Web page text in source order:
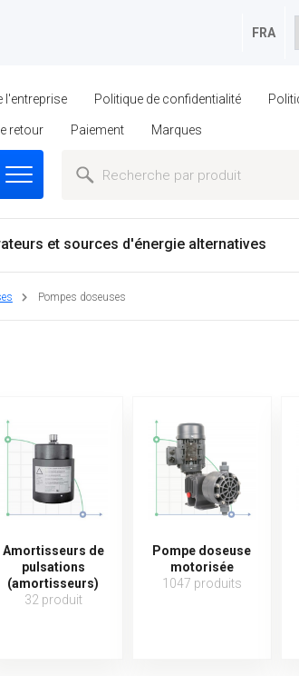
FRA
l'entreprise Politique de confidentialité
retour Paiement Marques
et sources d'énergie alternatives
Pompes doseuses
Amortisseurs de
pulsations
(amortisseurs)
32 produit
Pompe doseuse
motorisée
1047 produits